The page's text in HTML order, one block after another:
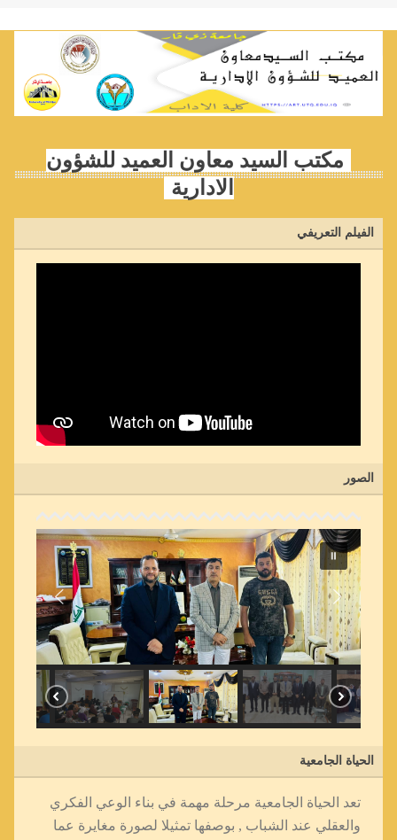
مكتب السيد معاون العميد للشؤون
الادارية
الفيلم التعريفي
الصور
الحياة الجامعية
تعد الحياة الجامعية مرحلة مهمة في بناء الوعي الفكري
والعقلي عند الشباب , بوصفها تمثيلا لصورة مغايرة عما